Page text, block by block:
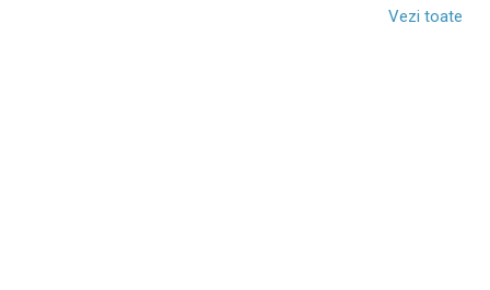
Vezi toate